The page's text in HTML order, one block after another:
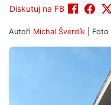
Diskutuj na FB
Autoři Michal Šverdík | Foto